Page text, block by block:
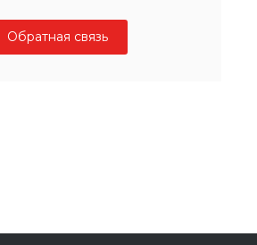
Обратная связь